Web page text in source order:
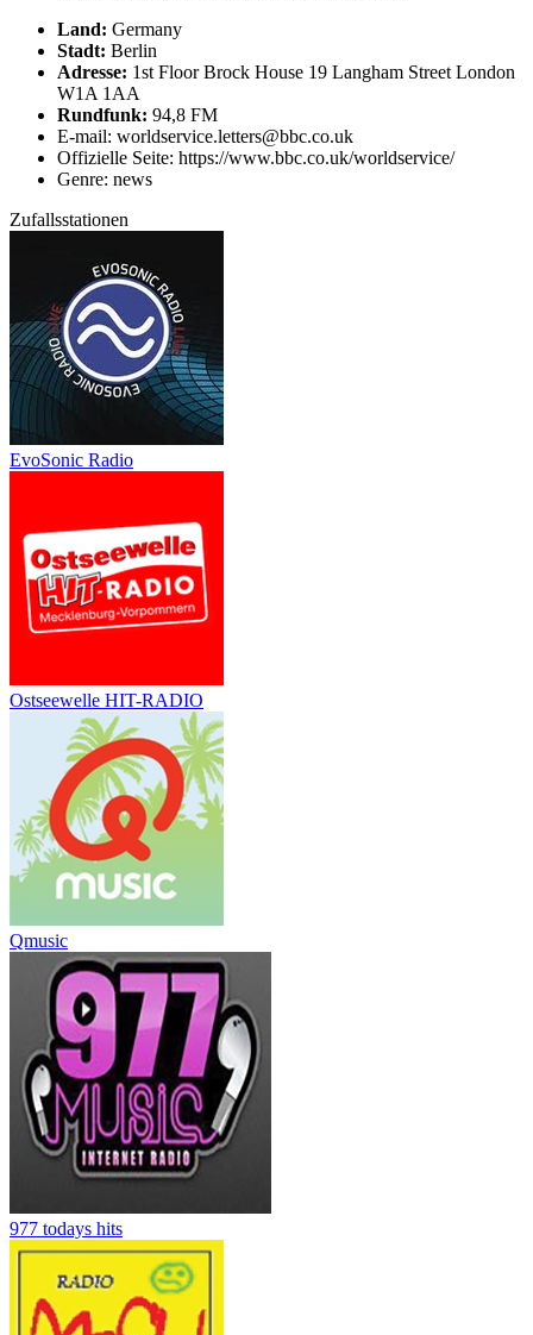
Land: Germany
Stadt: Berlin
Adresse: 1st Floor Brock House 19 Langham Street London
W1A 1AA
Rundfunk: 94,8 FM
E-mail: worldservice.letters@bbc.co.uk
Offizielle Seite: https://www.bbc.co.uk/worldservice/
Genre: news
Zufallsstationen
EvoSonic Radio
Ostseewelle HIT-RADIO
Qmusic
977 todays hits